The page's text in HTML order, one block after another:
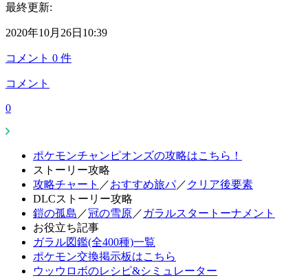
最終更新:
2020年10月26日10:39
コメント 0 件
コメント
0
ポケモンチャンピオンズの攻略はこちら！
ストーリー攻略
攻略チャート ／おすすめ旅パ／ クリア後要素
DLCストーリー攻略
鎧の孤島 ／冠の雪原／ ガラルスタートーナメント
お役立ち記事
ガラル図鑑(全400種)一覧
ポケモン交換掲示板はこちら
ウッウロボのレシピ&シミュレーター